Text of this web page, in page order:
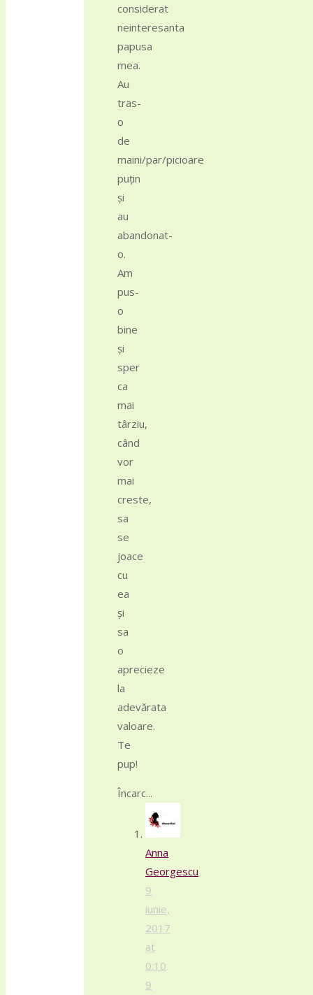
considerat
neinteresanta
papusa
mea.
Au
tras-
o
de
maini/par/picioare
puțin
și
au
abandonat-
o.
Am
pus-
o
bine
și
sper
ca
mai
târziu,
când
vor
mai
creste,
sa
se
joace
cu
ea
și
sa
o
aprecieze
la
adevărata
valoare.
Te
pup!
Încarc...
Anna
Georgescu
9
iunie,
2017
at
0:10
9